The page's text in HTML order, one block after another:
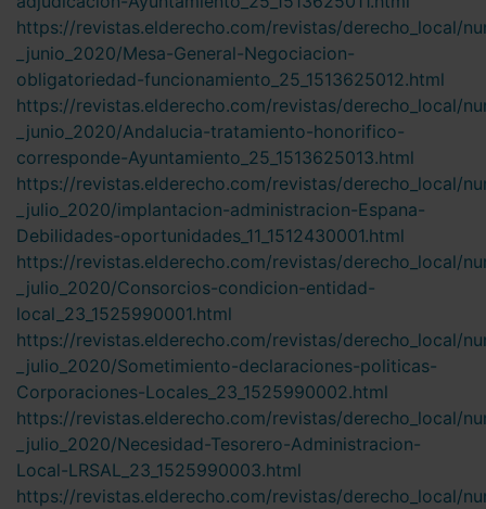
https://revistas.elderecho.com/revistas/derecho_local/
_junio_2020/Mesa-General-Negociacion-
obligatoriedad-funcionamiento_25_1513625012.html
https://revistas.elderecho.com/revistas/derecho_local/
_junio_2020/Andalucia-tratamiento-honorifico-
corresponde-Ayuntamiento_25_1513625013.html
https://revistas.elderecho.com/revistas/derecho_local/
_julio_2020/implantacion-administracion-Espana-
Debilidades-oportunidades_11_1512430001.html
https://revistas.elderecho.com/revistas/derecho_local/
_julio_2020/Consorcios-condicion-entidad-
local_23_1525990001.html
https://revistas.elderecho.com/revistas/derecho_local/
_julio_2020/Sometimiento-declaraciones-politicas-
Corporaciones-Locales_23_1525990002.html
https://revistas.elderecho.com/revistas/derecho_local/
_julio_2020/Necesidad-Tesorero-Administracion-
Local-LRSAL_23_1525990003.html
https://revistas.elderecho.com/revistas/derecho_local/